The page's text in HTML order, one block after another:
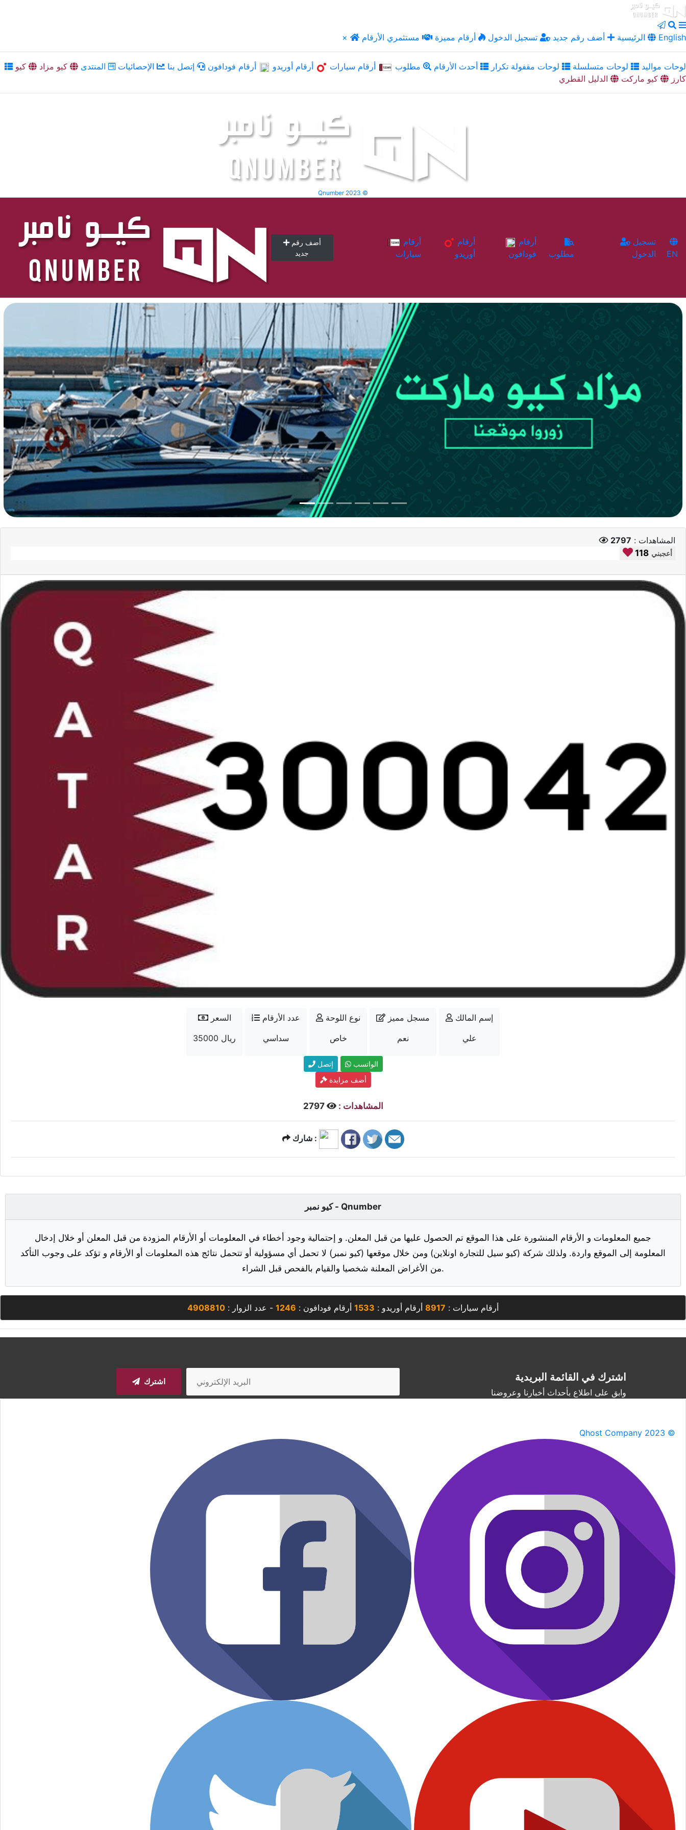
× الرئيسية أضف رقم جديد تسجيل الدخول أرقام مميزة مستثمري الأرقام English
لوحات مواليد لوحات متسلسلة لوحات مقفولة تكرار أحدث الأرقام مطلوب أرقام سيارات أرقام أوريدو أرقام فودافون إتصل بنا الإحصائيات المنتدى كيو مزاد
كيو
كارز
كيو ماركت الدليل القطري
Qnumber 2023 ©
أضف رقم
جديد
سيارات
أوريدو
فودافون
مطلوب
الدخول
EN
المشاهدات : 2797
118 أعجبني
السعر
35000 ريال
عدد الأرقام
سداسي
نوع اللوحة
خاص
مسجل مميز
نعم
إسم المالك
علي
إتصل
الواتسب
أضف مزايدة
المشاهدات : 2797
شارك :
كيو نمبر - Qnumber
جميع المعلومات و الأرقام المنشورة على هذا الموقع تم الحصول عليها من قبل المعلن. و إحتمالية وجود أخطاء في المعلومات أو الأرقام المزودة من قبل المعلن أو خلال إدخال
المعلومة إلى الموقع واردة. ولذلك شركة (كيو سيل للتجارة اونلاين) ومن خلال موقعها (كيو نمبر) لا تحمل أي مسؤولية أو تتحمل نتائج هذه المعلومات أو الأرقام و تؤكد على وجوب التأكد
من الأغراض المعلنة شخصيا والقيام بالفحص قبل الشراء.
أرقام سيارات : 8917 أرقام أوريدو : 1533 أرقام فودافون : 1246 - عدد الزوار : 4908810
اشترك في القائمة البريدية
وابق على اطلاع بأحداث أخبارنا وعروضنا
اشترك
Qhost Company 2023 ©